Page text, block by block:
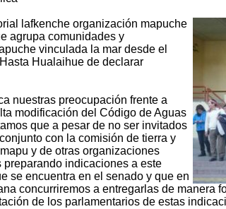
lafkenche organización mapuche
agrupa comunidades y
vinculada la mar desde el
Hualaihue de declarar
nuestras preocupación frente a
modificación del Código de Aguas
que a pesar de no ser invitados
con la comisión de tierra y
y de otras organizaciones
preparando indicaciones a este
se encuentra en el senado y que en
concurriremos a entregarlas de manera
de los parlamentarios de estas